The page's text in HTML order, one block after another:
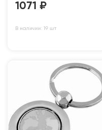
1071 ₽
В наличии: 19 шт